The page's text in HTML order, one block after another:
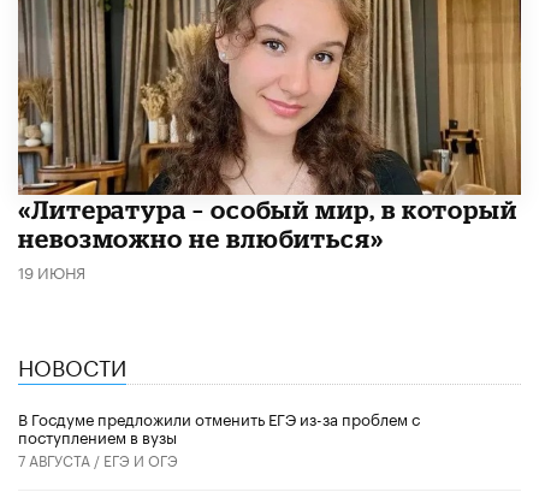
​«Литература – особый мир, в который
невозможно не влюбиться»
19 ИЮНЯ
НОВОСТИ
В Госдуме предложили отменить ЕГЭ из-за проблем с
поступлением в вузы
7 АВГУСТА / ЕГЭ И ОГЭ